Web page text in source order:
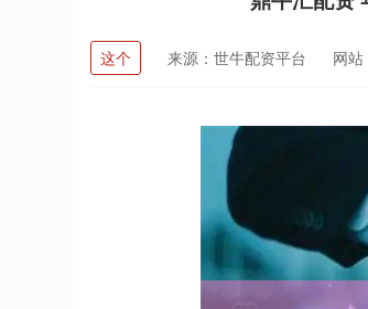
这个 来源：世牛配资平台 网